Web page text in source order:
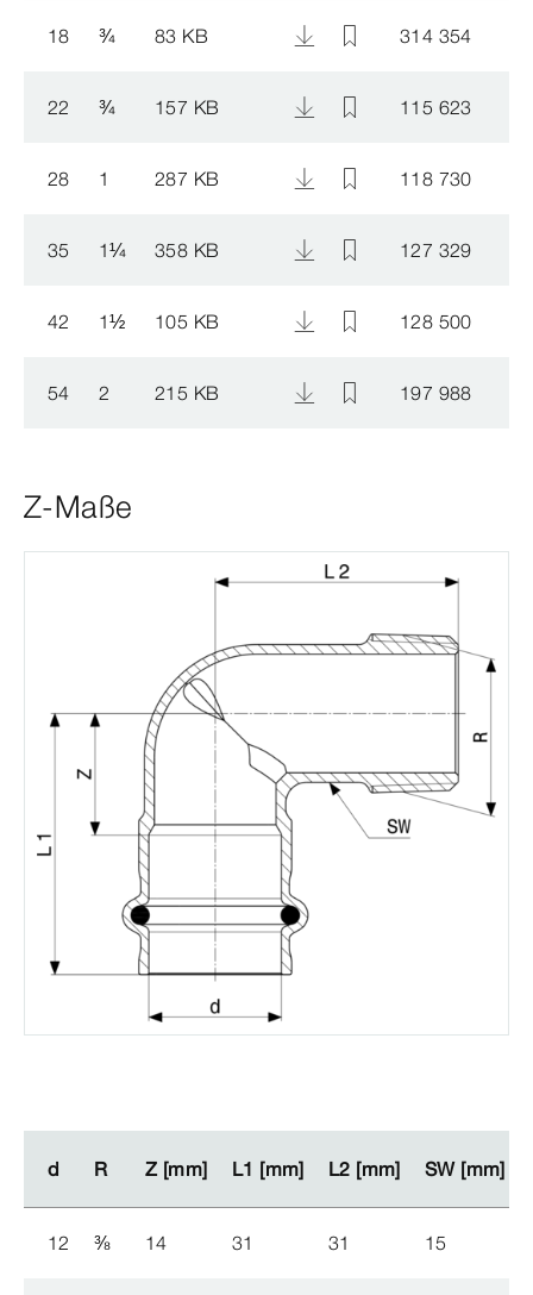
18 ¾ 83 KB 314 354
22 ¾ 157 KB 115 623
28 1 287 KB 118 730
35 1¼ 358 KB 127 329
42 1½ 105 KB 128 500
54 2 215 KB 197 988
Z-Maße
d R Z [mm] L1 [mm] L2 [mm] SW [mm]
d R Z [mm] L1 [mm] L2 [mm] SW [mm]
12 ⅜ 14 31 31 15